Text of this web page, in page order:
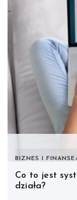
BIZNES I FINANSE
Co to jest
działa?